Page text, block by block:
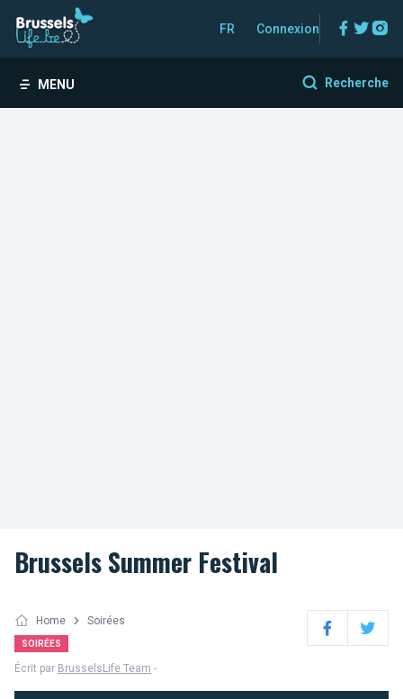
FR Connexion
MENU Recherche
Brussels Summer Festival
Home Soirées
SOIRÉES FacebookTwitter
Écrit par BrusselsLife Team -